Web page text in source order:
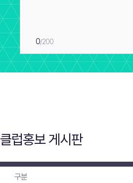
0/200
클럽홍보 게시판
구분